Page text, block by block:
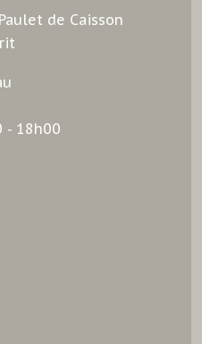
de Caisson
- 18h00